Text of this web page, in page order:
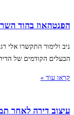
הפנטהאוז בהוד
ניב ולימור התקשרו אלי
הבעלים הקודמים של
קראו עוד »
עיצוב דירה לאחר